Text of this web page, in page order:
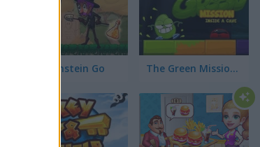
Frankenstein Go The Green Mission: Inside a Cave